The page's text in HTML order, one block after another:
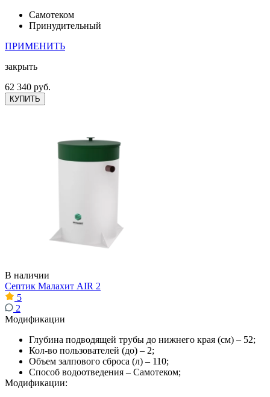
Самотеком
Принудительный
ПРИМЕНИТЬ
закрыть
62 340 руб.
КУПИТЬ
В наличии
Септик Малахит AIR 2
5
2
Модификации
Глубина подводящей трубы до нижнего края (см) – 52;
Кол-во пользователей (до) – 2;
Объем залпового сброса (л) – 110;
Способ водоотведения – Самотеком;
Модификации: